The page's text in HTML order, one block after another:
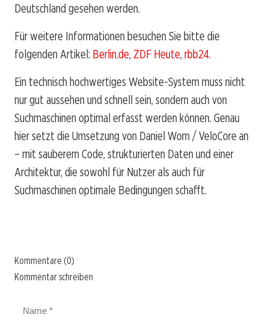
Deutschland gesehen werden.
Für weitere Informationen besuchen Sie bitte die
folgenden Artikel: Berlin.de, ZDF Heute, rbb24.
Ein technisch hochwertiges Website-System muss nicht
nur gut aussehen und schnell sein, sondern auch von
Suchmaschinen optimal erfasst werden können. Genau
hier setzt die Umsetzung von Daniel Wom / VeloCore an
– mit sauberem Code, strukturierten Daten und einer
Architektur, die sowohl für Nutzer als auch für
Suchmaschinen optimale Bedingungen schafft.
Kommentare (0)
Kommentar schreiben